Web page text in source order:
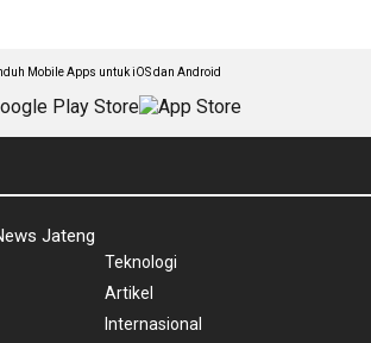
Mobile Apps untuk iOS dan Android
Jateng
Teknologi
Artikel
Internasional